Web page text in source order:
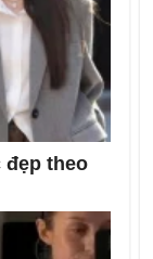
đẹp theo